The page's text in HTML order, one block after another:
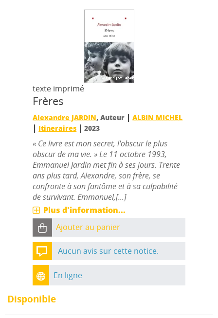
texte imprimé
Frères
Alexandre JARDIN, Auteur |ALBIN MICHEL
| Itineraires |2023
« Ce livre est mon secret, l'obscur le plus
obscur de ma vie. » Le 11 octobre 1993,
Emmanuel Jardin met fin à ses jours. Trente
ans plus tard, Alexandre, son frère, se
confronte à son fantôme et à sa culpabilité
de survivant. Emmanuel,[...]
Plus d'information...
Ajouter au panier
Aucun avis sur cette notice.
En ligne
Disponible